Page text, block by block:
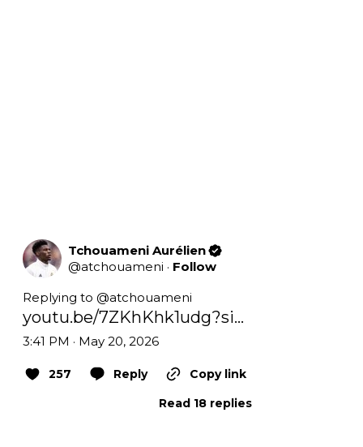
Tchouameni Aurélien
@atchouameni · Follow
Replying to @atchouameni
youtu.be/7ZKhKhk1udg?si…
3:41 PM · May 20, 2026
257 Reply
Copy link
Read 18 replies